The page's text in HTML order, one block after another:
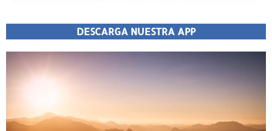
DESCARGA NUESTRA APP